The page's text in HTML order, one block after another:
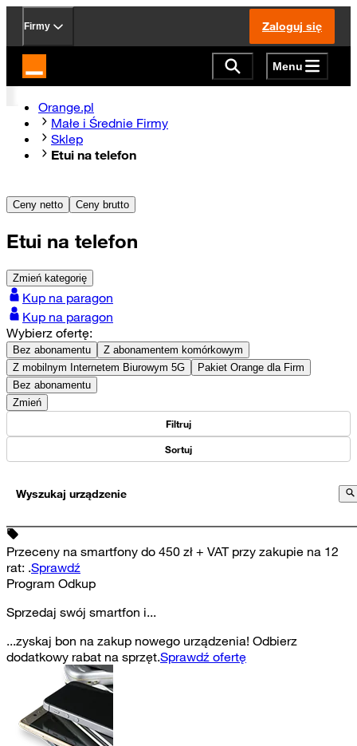
Firmy Zaloguj się
Strona główna Orange.pl Menu
Orange.pl
Małe i Średnie Firmy
Sklep
Etui na telefon
Ceny netto Ceny brutto
Etui na telefon
Zmień kategorię
Kup na paragon
Kup na paragon
Wybierz ofertę:
Bez abonamentu
Z abonamentem komórkowym
Z mobilnym Internetem Biurowym 5G
Pakiet Orange dla Firm
Bez abonamentu
Zmień
Filtruj
Sortuj
Wyszukaj urządzenie
Przeceny na smartfony do 450 zł + VAT przy zakupie na 12
rat: .Sprawdź
Program Odkup
Sprzedaj swój smartfon i...
...zyskaj bon na zakup nowego urządzenia! Odbierz
dodatkowy rabat na sprzęt.Sprawdź ofertę